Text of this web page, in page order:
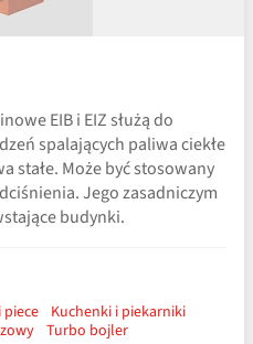
EIB i EIZ służą do
spalających paliwa ciekłe
stałe. Może być stosowany
Jego zasadniczym
budynki.
Kuchenki i piekarniki
Turbo bojler